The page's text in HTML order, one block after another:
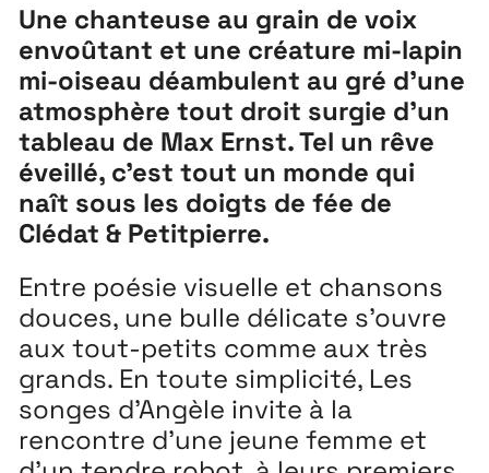
Extensions26
26 JUILLET ↘ 5 SEPTEMBRE
Playground26
3 ↘ 29 NOVEMBRE
Festival26
11 MAI ↘ 13 JUIN
Une chanteuse au grain de voix
envoûtant et une créature mi-lapin
mi-oiseau déambulent au gré d’une
atmosphère tout droit surgie d’un
tableau de Max Ernst. Tel un rêve
éveillé, c’est tout un monde qui
naît sous les doigts de fée de
Clédat & Petitpierre.
Entre poésie visuelle et chansons
douces, une bulle délicate s’ouvre
aux tout-petits comme aux très
grands. En toute simplicité, Les
songes d’Angèle invite à la
rencontre d’une jeune femme et